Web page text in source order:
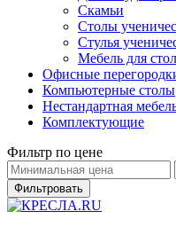
Скамьи
Столы
Стулья
Мебель для
Офисные
Компьютерные столы
Нестандартная
Комплектующие
Фильтр по цене
Фильтровать